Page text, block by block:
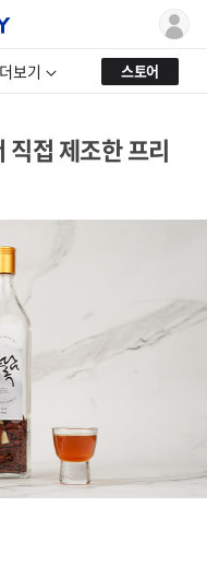
더보기 스토어
접 제조한 프리